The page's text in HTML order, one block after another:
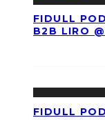
FIDULL
B2B LIRO
FIDULL